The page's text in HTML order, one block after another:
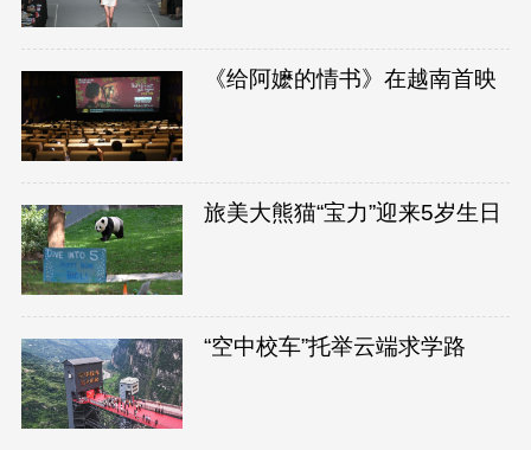
《给阿嬷的情书》在越南首映
旅美大熊猫“宝力”迎来5岁生日
“空中校车”托举云端求学路